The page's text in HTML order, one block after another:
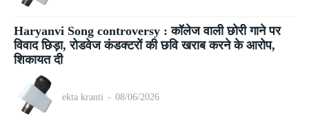
Haryanvi Song controversy : कॉलेज वाली छोरी गाने पर
विवाद छिड़ा, रोडवेज कंडक्टरों की छवि खराब करने के आरोप,
शिकायत दी
ekta kranti - 08/06/2026